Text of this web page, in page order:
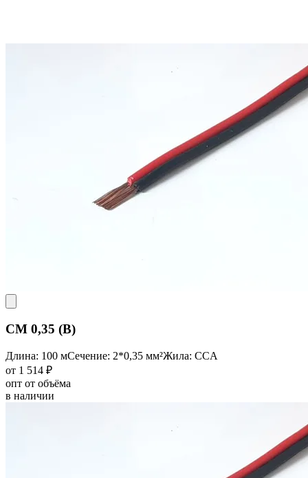
CM 0,35 (B)
Длина: 100 мСечение: 2*0,35 мм²Жила: CCA
от 1 514 ₽
опт от объёма
в наличии